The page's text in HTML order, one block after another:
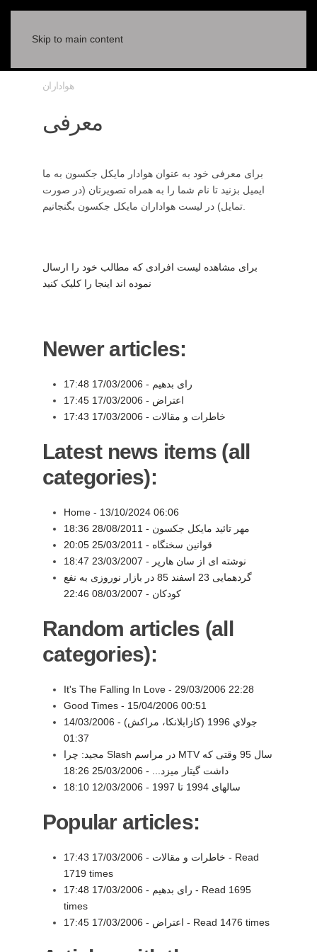
Skip to main content
هواداران
معرفی
برای معرفی خود به عنوان هوادار مایکل جکسون به ما
ایمیل بزنید تا نام شما را به همراه تصویرتان (در صورت
تمایل) در لیست هواداران مایکل جکسون بگنجانیم.
برای مشاهده لیست افرادی که مطالب خود را ارسال
نموده اند اینجا را کلیک کنید
Newer articles:
رای بدهیم - 17/03/2006 17:48
اعتراض - 17/03/2006 17:45
خاطرات و مقالات - 17/03/2006 17:43
Latest news items (all
categories):
Home - 13/10/2024 06:06
مهر تائید مایکل جکسون - 28/08/2011 18:36
قوانین سخنگاه - 25/03/2011 20:05
نوشته ای از سان هارپر - 23/03/2007 18:47
گردهمایی 23 اسفند 85 در بازار نوروزی به نفع
کودکان - 08/03/2007 22:46
Random articles (all
categories):
It's The Falling In Love - 29/03/2006 22:28
Good Times - 15/04/2006 00:51
جولاي 1996 (كازابلانكا، مراکش) -
14/03/2006
01:37
مجید: چرا Slash در مراسم MTV سال 95 وقتی که
داشت گیتار میزد... - 25/03/2006 18:26
سالهای 1994 تا 1997 -
12/03/2006 18:10
Popular articles:
خاطرات و مقالات - 17/03/2006 17:43 - Read
1719 times
رای بدهیم - 17/03/2006 17:48 - Read 1695
times
اعتراض - 17/03/2006 17:45 - Read 1476 times